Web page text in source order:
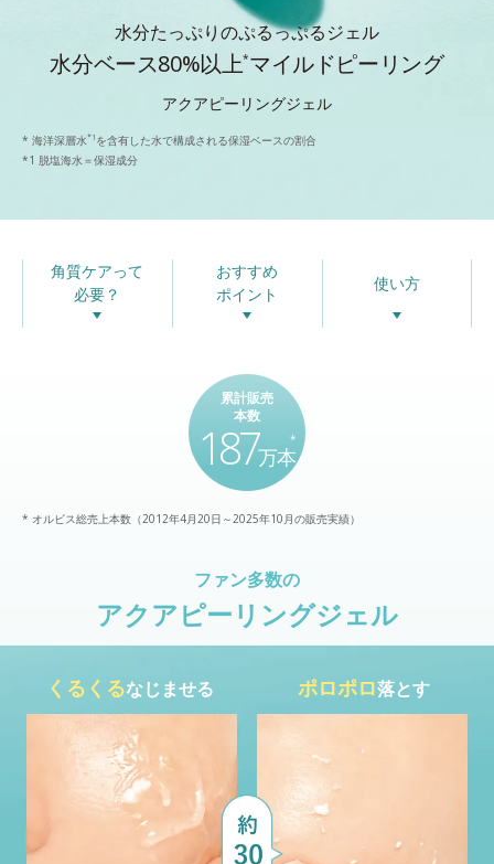
水分たっぷりのぷるっぷるジェル
水分ベース80%以上*マイルドピーリング
アクアピーリングジェル
* 海洋深層水*1 を含有した水で構成される保湿ベースの割合
*1 脱塩海水＝保湿成分
角質ケアって
必要？
おすすめ
ポイント
使い方
累計販売
本数
187万本
*
* オルビス総売上本数（2012年4月20日～2025年10月の販売実績）
ファン多数の
アクアピーリングジェル
くるくるなじませる ポロポロ落とす